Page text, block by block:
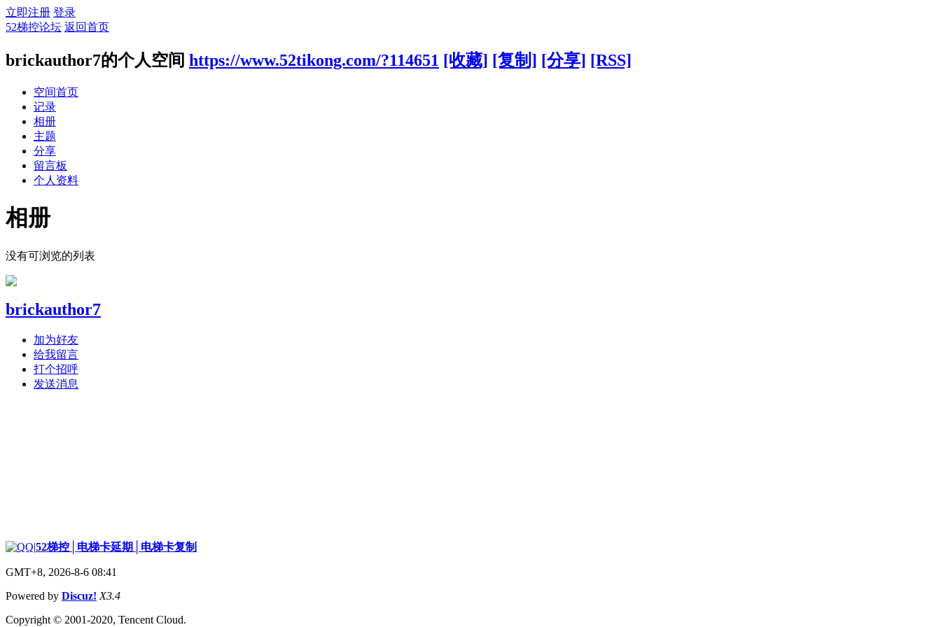
立即注册 登录
52梯控论坛 返回首页
brickauthor7的个人空间 https://www.52tikong.com/?114651 [收藏] [复制] [分享] [RSS]
空间首页
记录
相册
主题
分享
留言板
个人资料
相册
没有可浏览的列表
brickauthor7
加为好友
给我留言
打个招呼
发送消息
|52梯控│电梯卡延期│电梯卡复制
GMT+8, 2026-8-6 08:41
Powered by Discuz! X3.4
Copyright © 2001-2020, Tencent Cloud.